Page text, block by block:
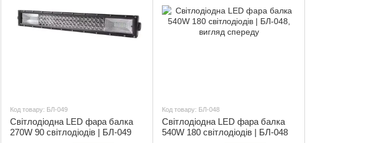
Код товару: БЛ-049
Світлодіодна LED фара балка
270W 90 світлодіодів | БЛ-049
Код товару: БЛ-048
Світлодіодна LED фара балка
540W 180 світлодіодів | БЛ-048